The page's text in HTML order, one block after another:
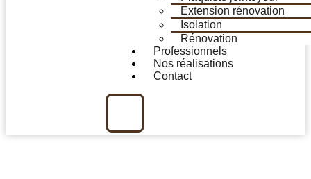
Extension rénovation
Isolation
Rénovation
Professionnels
Nos réalisations
Contact